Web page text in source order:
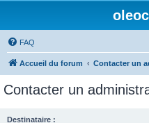
FAQ
Accueil du forum Contacter un
Contacter un
Destinataire :